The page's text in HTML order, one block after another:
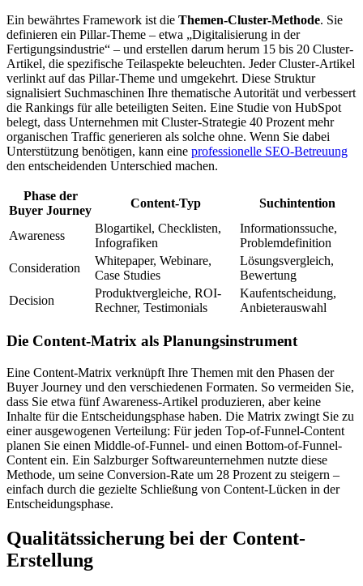
Ein bewährtes Framework ist die Themen-Cluster-Methode. Sie
definieren ein Pillar-Theme – etwa „Digitalisierung in der
Fertigungsindustrie“ – und erstellen darum herum 15 bis 20 Cluster-
Artikel, die spezifische Teilaspekte beleuchten. Jeder Cluster-Artikel
verlinkt auf das Pillar-Theme und umgekehrt. Diese Struktur
signalisiert Suchmaschinen Ihre thematische Autorität und verbessert
die Rankings für alle beteiligten Seiten. Eine Studie von HubSpot
belegt, dass Unternehmen mit Cluster-Strategie 40 Prozent mehr
organischen Traffic generieren als solche ohne. Wenn Sie dabei
Unterstützung benötigen, kann eine professionelle SEO-Betreuung
den entscheidenden Unterschied machen.
Phase der
Buyer Journey
Content-Typ Suchintention
Awareness
Blogartikel, Checklisten,
Infografiken
Informationssuche,
Problemdefinition
Consideration
Whitepaper, Webinare,
Case Studies
Lösungsvergleich,
Bewertung
Decision
Produktvergleiche, ROI-
Rechner, Testimonials
Kaufentscheidung,
Anbieterauswahl
Die Content-Matrix als Planungsinstrument
Eine Content-Matrix verknüpft Ihre Themen mit den Phasen der
Buyer Journey und den verschiedenen Formaten. So vermeiden Sie,
dass Sie etwa fünf Awareness-Artikel produzieren, aber keine
Inhalte für die Entscheidungsphase haben. Die Matrix zwingt Sie zu
einer ausgewogenen Verteilung: Für jeden Top-of-Funnel-Content
planen Sie einen Middle-of-Funnel- und einen Bottom-of-Funnel-
Content ein. Ein Salzburger Softwareunternehmen nutzte diese
Methode, um seine Conversion-Rate um 28 Prozent zu steigern –
einfach durch die gezielte Schließung von Content-Lücken in der
Entscheidungsphase.
Qualitätssicherung bei der Content-
Erstellung